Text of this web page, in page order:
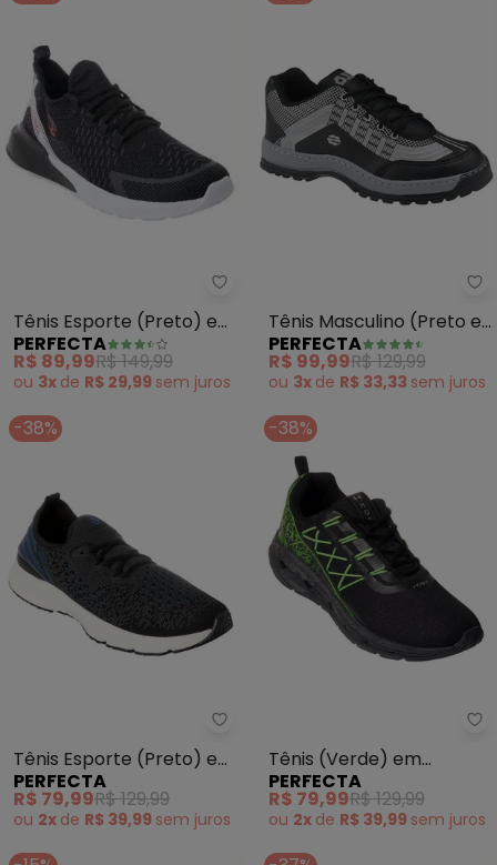
Perfecta - Tênis Esporte
Tênis Esporte (Preto) em
Tecido
PERFECTA
R$ 89,99R$ 149,99
ou 3x de R$ 29,99 sem juros
Tênis Masculino (Preto e
Cinza)
PERFECTA
R$ 99,99R$ 129,99
ou 3x de R$ 33,33 sem juros
-38%
Perfecta - Tênis Esporte
Tênis Esporte (Preto) em
Tecido
PERFECTA
R$ 79,99R$ 129,99
ou 2x de R$ 39,99 sem juros
-38%
Tênis (Verde) em
Sisntético
PERFECTA
R$ 79,99R$ 129,99
ou 2x de R$ 39,99 sem juros